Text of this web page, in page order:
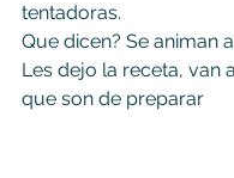
tentadoras.
Que dicen? Se animan
Les dejo la receta, van
que son de preparar